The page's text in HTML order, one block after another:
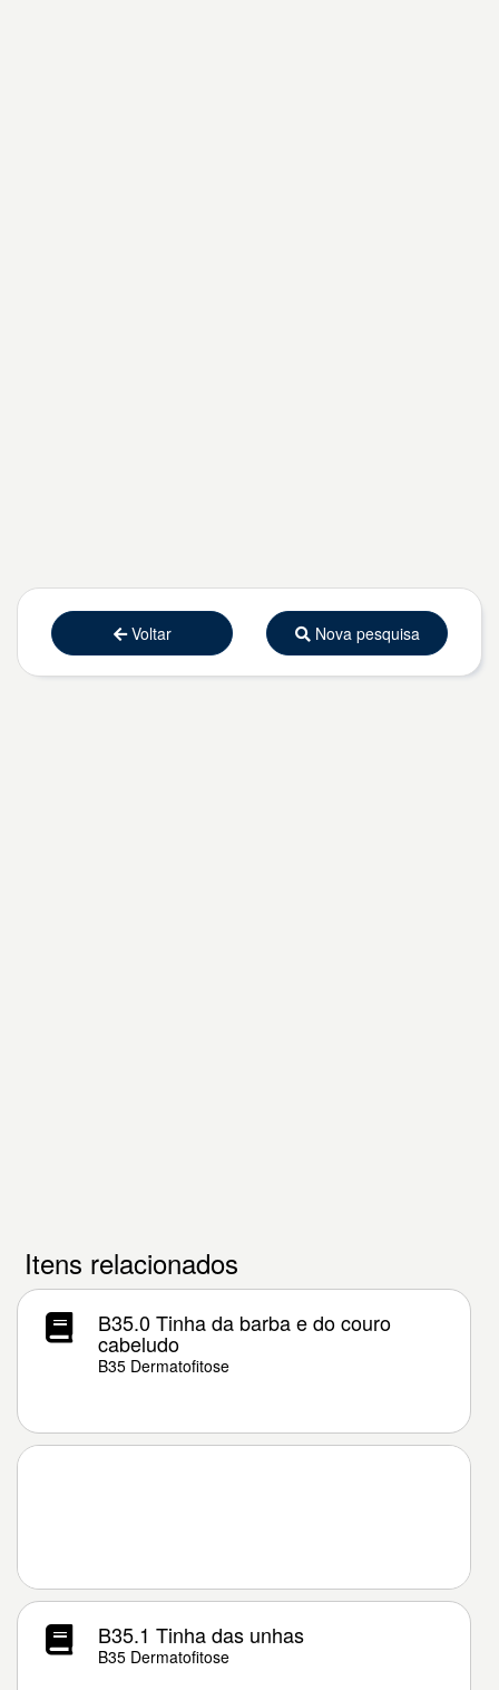
Voltar Nova pesquisa
Itens relacionados
B35.0 Tinha da barba e do couro
cabeludo
B35 Dermatofitose
B35.1 Tinha das unhas
B35 Dermatofitose